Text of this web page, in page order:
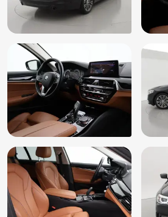
LED koplampen
LED mistlampen
Lendesteunen (verstelbaar)
Luchtvering en automatische
Multimedia-voorbereiding
Parkeersensor voor en achter
Passagiersairbag
Radio-CD/MP3 speler
Regensensor
Ruitensproeiers verwarmbaar
Sportstuur
Spraakbediening
Start/stop systeem